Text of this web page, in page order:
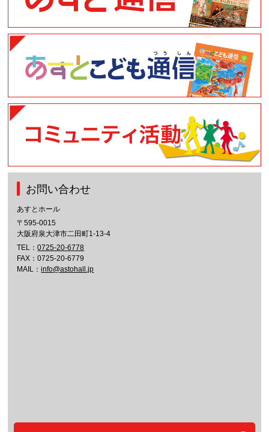
お問い合わせ
あすとホール
〒595-0015
大阪府泉大津市二田町1-13-4
TEL：0725-20-6778
FAX：0725-20-6779
MAIL：info@astohall.jp